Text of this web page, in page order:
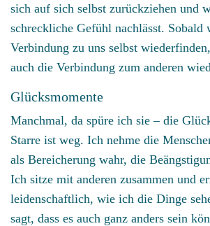
sich auf sich selbst zurückziehen und
schreckliche Gefühl nachlässt. Sobald
Verbindung zu uns selbst
auch die Verbindung zum anderen
Glücksmomente
Manchmal, da spüre ich sie – die
Starre ist weg. Ich nehme die
als Bereicherung wahr, die
Ich sitze mit anderen zusammen und
leidenschaftlich, wie ich die Dinge
sagt, dass es auch ganz anders sein